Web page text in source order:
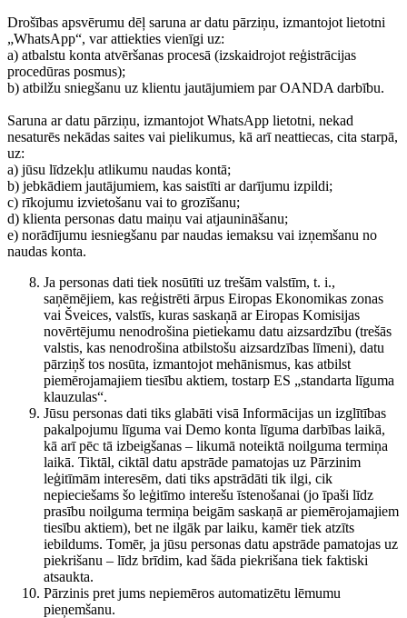
Drošības apsvērumu dēļ saruna ar datu pārziņu, izmantojot lietotni
„WhatsApp“, var attiekties vienīgi uz:
a) atbalstu konta atvēršanas procesā (izskaidrojot reģistrācijas
procedūras posmus);
b) atbilžu sniegšanu uz klientu jautājumiem par OANDA darbību.
Saruna ar datu pārziņu, izmantojot WhatsApp lietotni, nekad
nesaturēs nekādas saites vai pielikumus, kā arī neattiecas, cita starpā,
uz:
a) jūsu līdzekļu atlikumu naudas kontā;
b) jebkādiem jautājumiem, kas saistīti ar darījumu izpildi;
c) rīkojumu izvietošanu vai to grozīšanu;
d) klienta personas datu maiņu vai atjaunināšanu;
e) norādījumu iesniegšanu par naudas iemaksu vai izņemšanu no
naudas konta.
Ja personas dati tiek nosūtīti uz trešām valstīm, t. i.,
saņēmējiem, kas reģistrēti ārpus Eiropas Ekonomikas zonas
vai Šveices, valstīs, kuras saskaņā ar Eiropas Komisijas
novērtējumu nenodrošina pietiekamu datu aizsardzību (trešās
valstis, kas nenodrošina atbilstošu aizsardzības līmeni), datu
pārziņš tos nosūta, izmantojot mehānismus, kas atbilst
piemērojamajiem tiesību aktiem, tostarp ES „standarta līguma
klauzulas“.
Jūsu personas dati tiks glabāti visā Informācijas un izglītības
pakalpojumu līguma vai Demo konta līguma darbības laikā,
kā arī pēc tā izbeigšanas – likumā noteiktā noilguma termiņa
laikā. Tiktāl, ciktāl datu apstrāde pamatojas uz Pārzinim
leģitīmām interesēm, dati tiks apstrādāti tik ilgi, cik
nepieciešams šo leģitīmo interešu īstenošanai (jo īpaši līdz
prasību noilguma termiņa beigām saskaņā ar piemērojamajiem
tiesību aktiem), bet ne ilgāk par laiku, kamēr tiek atzīts
iebildums. Tomēr, ja jūsu personas datu apstrāde pamatojas uz
piekrišanu – līdz brīdim, kad šāda piekrišana tiek faktiski
atsaukta.
Pārzinis pret jums nepiemēros automatizētu lēmumu
pieņemšanu.